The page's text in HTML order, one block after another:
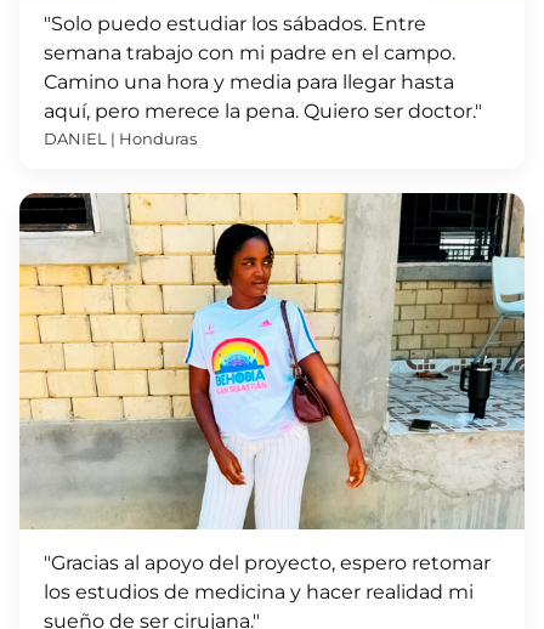
"Solo puedo estudiar los sábados. Entre
semana trabajo con mi padre en el campo.
Camino una hora y media para llegar hasta
aquí, pero merece la pena. Quiero ser doctor."
DANIEL | Honduras
"Gracias al apoyo del proyecto, espero retomar
los estudios de medicina y hacer realidad mi
sueño de ser cirujana."